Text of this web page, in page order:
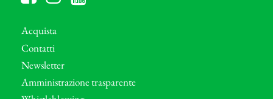
Acquista
Contatti
Newsletter
Amministrazione trasparente